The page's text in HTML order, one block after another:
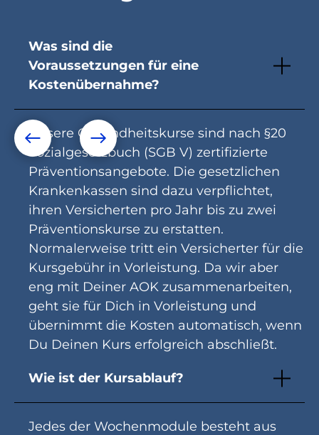
Was sind die
Voraussetzungen für eine
Kostenübernahme?
Unsere Gesundheitskurse sind nach §20
Sozialgesetzbuch (SGB V) zertifizierte
Präventionsangebote. Die gesetzlichen
Krankenkassen sind dazu verpflichtet,
ihren Versicherten pro Jahr bis zu zwei
Präventionskurse zu erstatten.
Normalerweise tritt ein Versicherter für die
Kursgebühr in Vorleistung. Da wir aber
eng mit Deiner AOK zusammenarbeiten,
geht sie für Dich in Vorleistung und
übernimmt die Kosten automatisch, wenn
Du Deinen Kurs erfolgreich abschließt.
Wie ist der Kursablauf?
Jedes der Wochenmodule besteht aus